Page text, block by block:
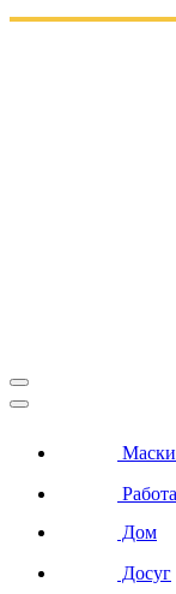
Работа
Дом
Досуг